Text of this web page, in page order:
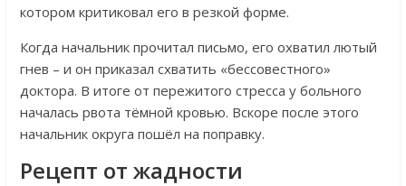
котором критиковал его в резкой форме.
Когда начальник прочитал письмо, его охватил лютый
гнев – и он приказал схватить «бессовестного»
доктора. В итоге от пережитого стресса у больного
началась рвота тёмной кровью. Вскоре после этого
начальник округа пошёл на поправку.
Рецепт от жадности